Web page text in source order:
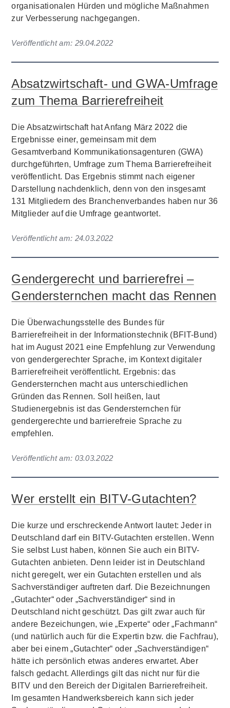
organisationalen Hürden und mögliche Maßnahmen
zur Verbesserung nachgegangen.
Veröffentlicht am: 29.04.2022
Absatzwirtschaft- und GWA-Umfrage
zum Thema Barrierefreiheit
Die Absatzwirtschaft hat Anfang März 2022 die
Ergebnisse einer, gemeinsam mit dem
Gesamtverband Kommunikationsagenturen (GWA)
durchgeführten, Umfrage zum Thema Barrierefreiheit
veröffentlicht. Das Ergebnis stimmt nach eigener
Darstellung nachdenklich, denn von den insgesamt
131 Mitgliedern des Branchenverbandes haben nur 36
Mitglieder auf die Umfrage geantwortet.
Veröffentlicht am: 24.03.2022
Gendergerecht und barrierefrei –
Gendersternchen macht das Rennen
Die Überwachungsstelle des Bundes für
Barrierefreiheit in der Informationstechnik (BFIT-Bund)
hat im August 2021 eine Empfehlung zur Verwendung
von gendergerechter Sprache, im Kontext digitaler
Barrierefreiheit veröffentlicht. Ergebnis: das
Gendersternchen macht aus unterschiedlichen
Gründen das Rennen. Soll heißen, laut
Studienergebnis ist das Gendersternchen für
gendergerechte und barrierefreie Sprache zu
empfehlen.
Veröffentlicht am: 03.03.2022
Wer erstellt ein BITV-Gutachten?
Die kurze und erschreckende Antwort lautet: Jeder in
Deutschland darf ein BITV-Gutachten erstellen. Wenn
Sie selbst Lust haben, können Sie auch ein BITV-
Gutachten anbieten. Denn leider ist in Deutschland
nicht geregelt, wer ein Gutachten erstellen und als
Sachverständiger auftreten darf. Die Bezeichnungen
„Gutachter“ oder „Sachverständiger“ sind in
Deutschland nicht geschützt. Das gilt zwar auch für
andere Bezeichungen, wie „Experte“ oder „Fachmann“
(und natürlich auch für die Expertin bzw. die Fachfrau),
aber bei einem „Gutachter“ oder „Sachverständigen“
hätte ich persönlich etwas anderes erwartet. Aber
falsch gedacht. Allerdings gilt das nicht nur für die
BITV und den Bereich der Digitalen Barrierefreiheit.
Im gesamten Handwerksbereich kann sich jeder